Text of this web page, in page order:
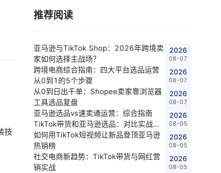
技
推荐阅读
亚马逊与TikTok Shop：2026年跨境卖
家如何选择主战场？
2026
08-07
跨境电商综合指南：四大平台选品运营
从0到1的5个步骤
2026
08-07
从0到日出千单：Shopee卖家靠浏览器
工具选品复盘
2026
08-07
亚马逊选品vs速卖通运营：综合指南
TikTok带货和亚马逊选品：对比实战指
南 Shopee店铺与亚马逊选品：卖家对
比指
2026
08-05
如何用TikTok短视频让新品登顶亚马逊
热销榜
2026
08-05
社交电商新趋势：TikTok带货与网红营
销实战
2026
08-05